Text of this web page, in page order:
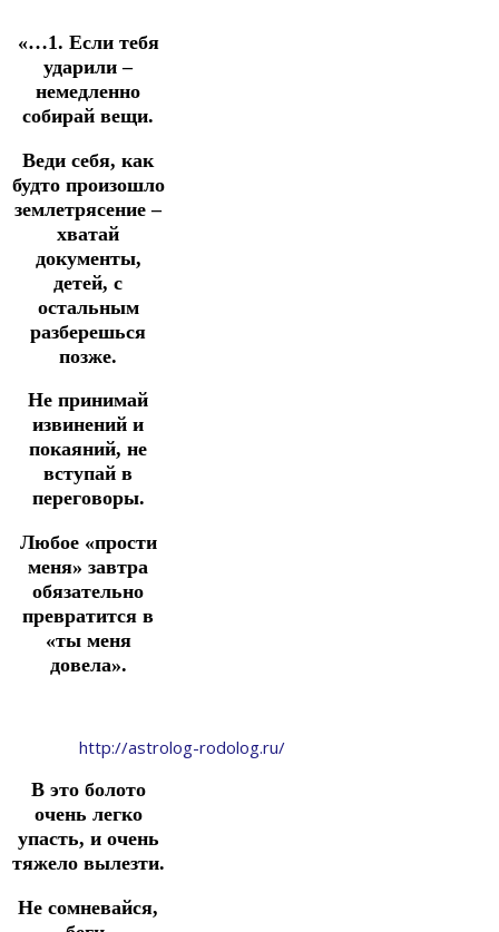
«…1. Если тебя
ударили –
немедленно
собирай вещи.
Веди себя, как
будто произошло
землетрясение –
хватай
документы,
детей, с
остальным
разберешься
позже.
Не принимай
извинений и
покаяний, не
вступай в
переговоры.
Любое «прости
меня» завтра
обязательно
превратится в
«ты меня
довела».
http://astrolog-rodolog.ru/
В это болото
очень легко
упасть, и очень
тяжело вылезти.
Не сомневайся,